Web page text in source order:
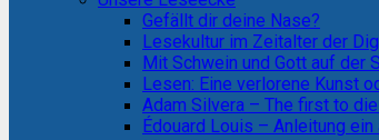
Gefällt dir deine Nase?
Lesekultur im Zeitalter der
Mit Schwein und Gott auf der
Lesen: Eine verlorene Kunst
Adam Silvera – The first to
Édouard Louis – Anleitung